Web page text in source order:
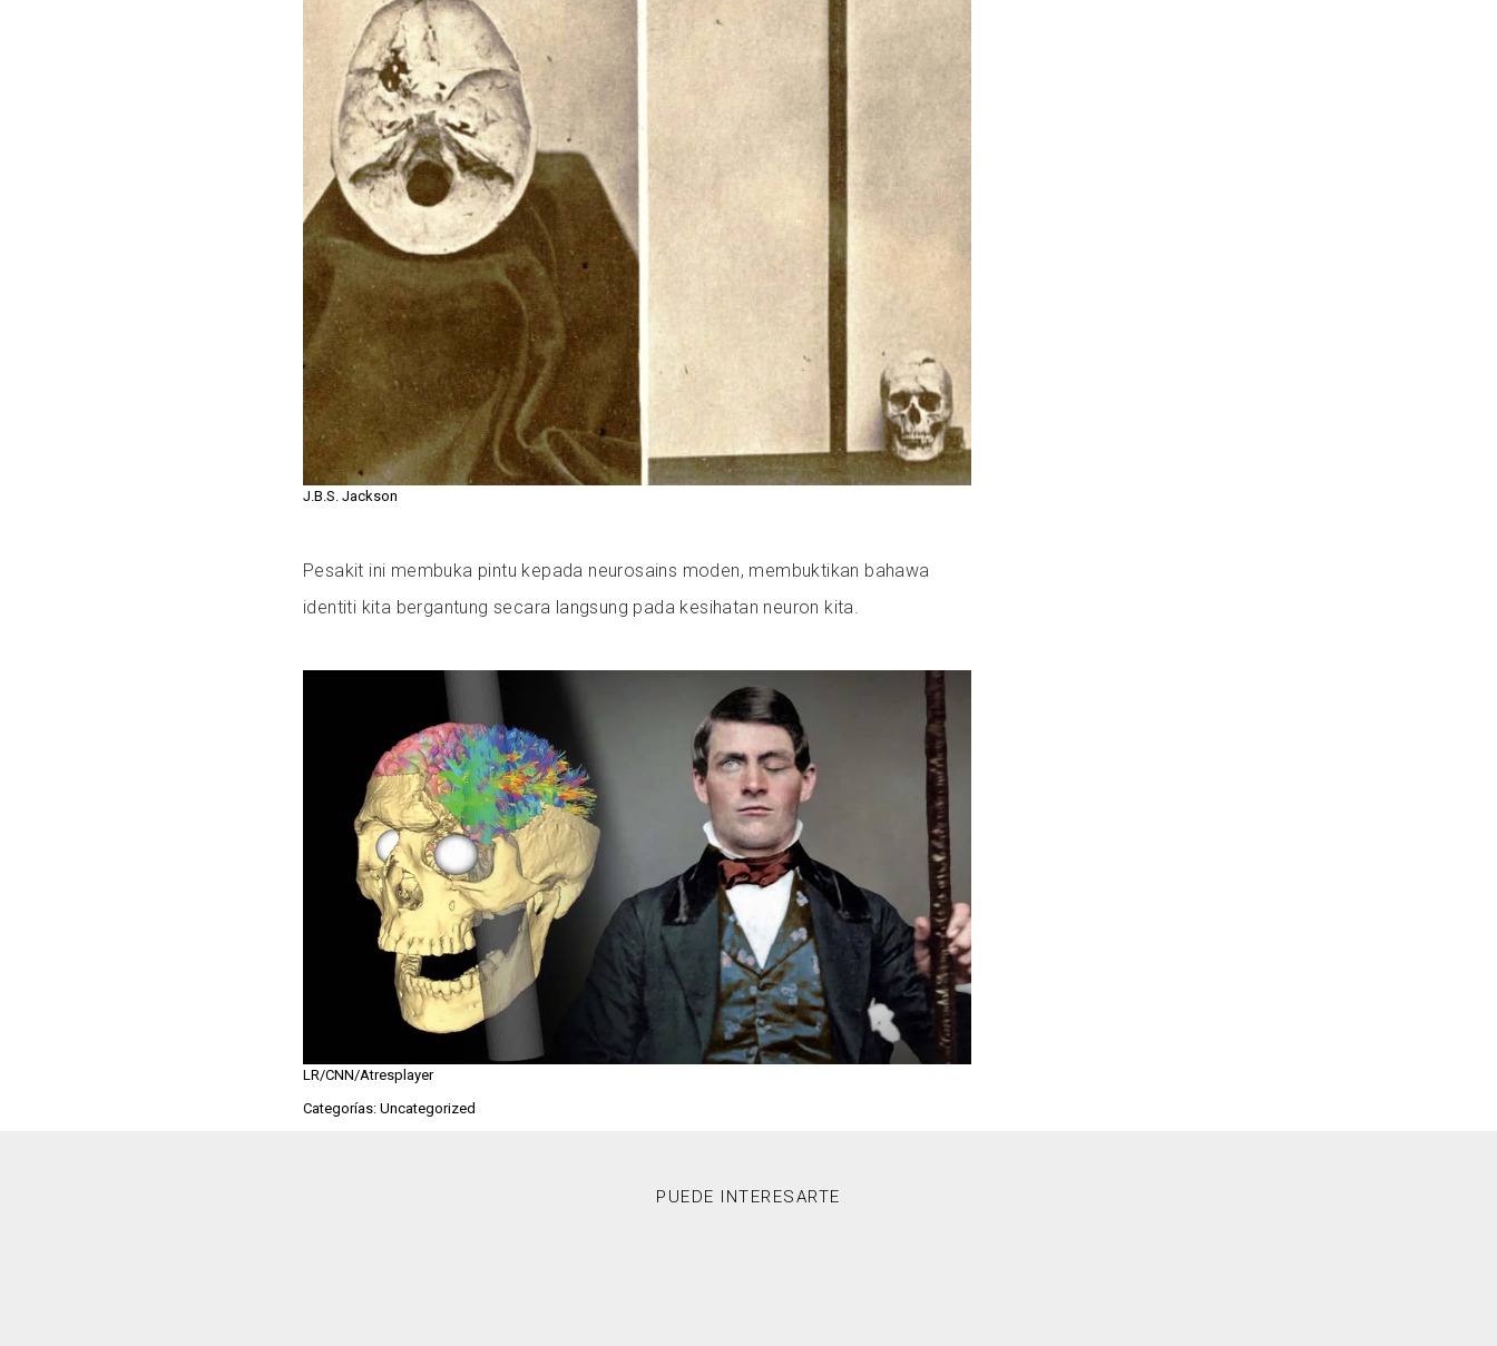
J.B.S. Jackson
Pesakit ini membuka pintu kepada neurosains moden, membuktikan bahawa
identiti kita bergantung secara langsung pada kesihatan neuron kita.
LR/CNN/Atresplayer
Categorías: Uncategorized
PUEDE INTERESARTE